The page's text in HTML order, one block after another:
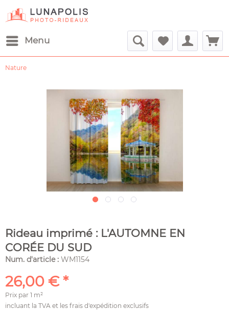
Menu
Nature
Rideau imprimé : L'AUTOMNE EN
CORÉE DU SUD
Num. d'article : WM1154
26,00 € *
Prix par 1 m²
incluant la TVA et les frais d'expédition exclusifs